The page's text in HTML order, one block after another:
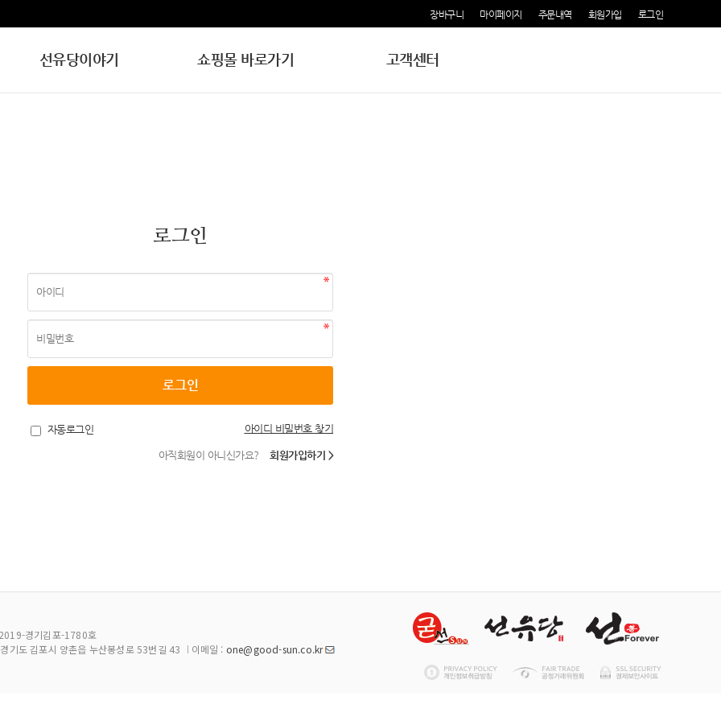
장바구니 마이페이지 주문내역 회원가입 로그인
선유당이야기 쇼핑몰 바로가기 고객센터
로그인
자동로그인 아이디 비밀번호 찾기
아직회원이 아니신가요? 회원가입하기 >
경기김포-1780호
경기도 김포시 양촌읍 누산봉성로 53번길 43 이메일 : one@good-sun.co.kr